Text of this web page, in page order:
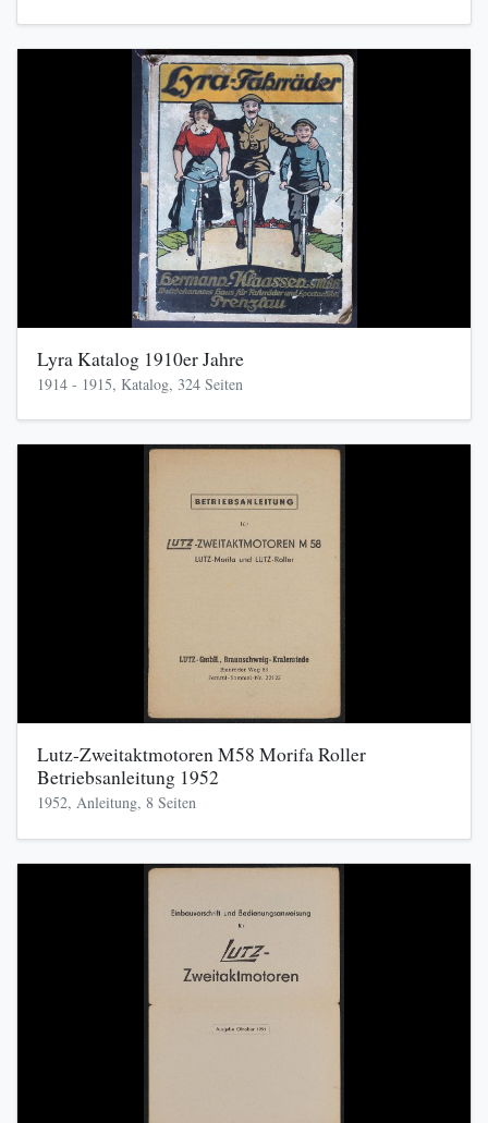
Lyra Katalog 1910er Jahre
1914 - 1915, Katalog, 324 Seiten
Lutz-Zweitaktmotoren M58 Morifa Roller
Betriebsanleitung 1952
1952, Anleitung, 8 Seiten